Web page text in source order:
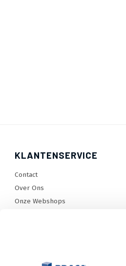
KLANTENSERVICE
Contact
Over Ons
Onze Webshops